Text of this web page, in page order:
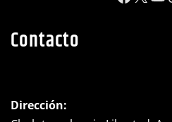
Contacto
Dirección: